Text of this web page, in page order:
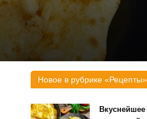
Новое в рубрике «Рецепты»